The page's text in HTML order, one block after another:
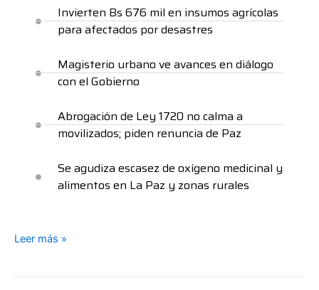
Invierten Bs 676 mil en insumos agrícolas
para afectados por desastres
Magisterio urbano ve avances en diálogo
con el Gobierno
Abrogación de Ley 1720 no calma a
movilizados; piden renuncia de Paz
Se agudiza escasez de oxígeno medicinal y
alimentos en La Paz y zonas rurales
Leer más »